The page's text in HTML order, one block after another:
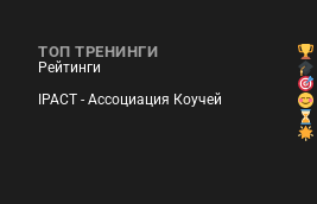
ТОП ТРЕНИНГИ
Рейтинги
IPACT - Ассоциация Коучей